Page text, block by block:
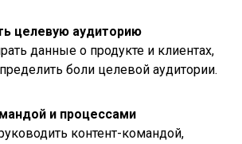
целевую аудиторию
данные о продукте и клиентах,
боли целевой аудитории.
и процессами
контент-командой,